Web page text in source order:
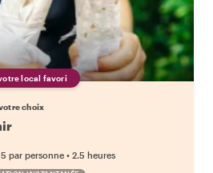
local favori
choix
par personne • 2.5 heures